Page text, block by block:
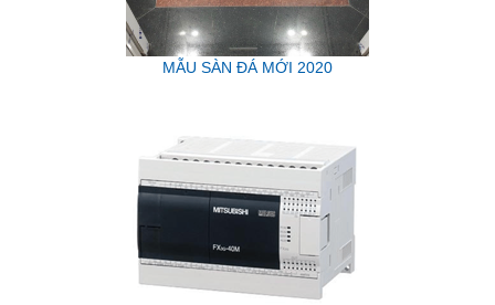
MẪU SÀN ĐÁ MỚI 2020